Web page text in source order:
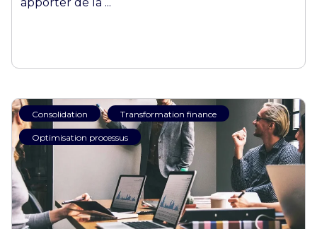
Consolidation Transformation finance
Optimisation processus